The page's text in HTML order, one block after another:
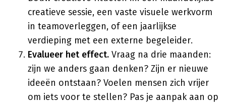
creatieve sessie, een vaste visuele werkvorm
in teamoverleggen, of een jaarlijkse
verdieping met een externe begeleider.
Evalueer het effect. Vraag na drie maanden:
zijn we anders gaan denken? Zijn er nieuwe
ideeën ontstaan? Voelen mensen zich vrijer
om iets voor te stellen? Pas je aanpak aan op